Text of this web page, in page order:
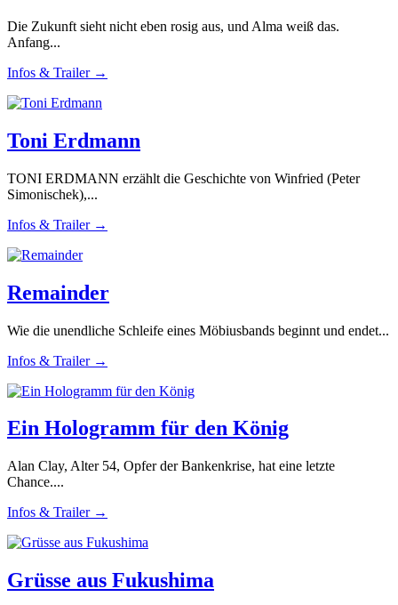
Die Zukunft sieht nicht eben rosig aus, und Alma weiß das.
Anfang...
Infos & Trailer →
Toni Erdmann
TONI ERDMANN erzählt die Geschichte von Winfried (Peter
Simonischek),...
Infos & Trailer →
Remainder
Wie die unendliche Schleife eines Möbiusbands beginnt und endet...
Infos & Trailer →
Ein Hologramm für den König
Alan Clay, Alter 54, Opfer der Bankenkrise, hat eine letzte
Chance....
Infos & Trailer →
Grüsse aus Fukushima